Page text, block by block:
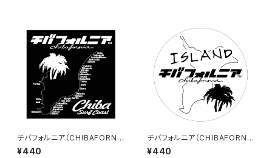
チバフォルニア（CHIBAFORNI
A）ステッカーC（Black）
¥440
チバフォルニア（CHIBAFORNI
A）ステッカーD（White）
¥440